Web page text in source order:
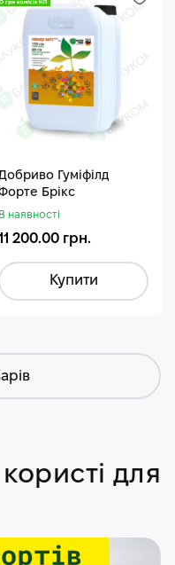
Гуміфілд
Брікс
В наявності
200.00 грн.
Купити
для